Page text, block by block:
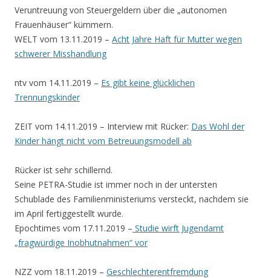
Veruntreuung von Steuergeldern über die „autonomen
Frauenhäuser“ kümmern.
WELT vom 13.11.2019 – Acht Jahre Haft für Mutter wegen
schwerer Misshandlung
ntv vom 14.11.2019 – Es gibt keine glücklichen
Trennungskinder
ZEIT vom 14.11.2019 – Interview mit Rücker: Das Wohl der
Kinder hängt nicht vom Betreuungsmodell ab
Rücker ist sehr schillernd.
Seine PETRA-Studie ist immer noch in der untersten
Schublade des Familienministeriums versteckt, nachdem sie
im April fertiggestellt wurde.
Epochtimes vom 17.11.2019 – Studie wirft Jugendamt
„fragwürdige Inobhutnahmen“ vor
NZZ vom 18.11.2019 – Geschlechterentfremdung